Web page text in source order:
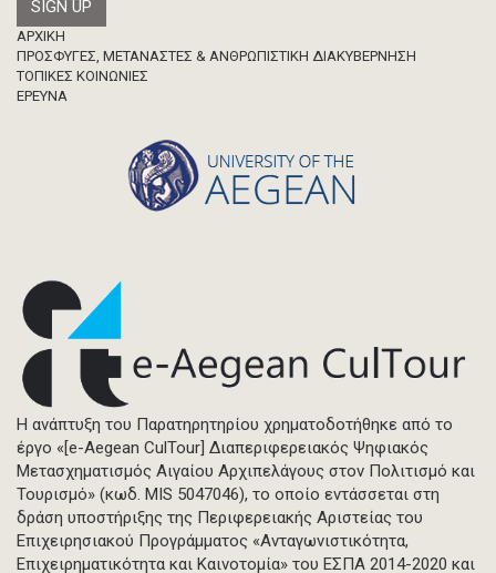
Footer
ΑΡΧΙΚΗ
ΠΡΟΣΦΥΓΕΣ, ΜΕΤΑΝΑΣΤΕΣ & ΑΝΘΡΩΠΙΣΤΙΚΗ ΔΙΑΚΥΒΕΡΝΗΣΗ
ΤΟΠΙΚΕΣ ΚΟΙΝΩΝΙΕΣ
ΈΡΕΥΝΑ
Η ανάπτυξη του Παρατηρητηρίου χρηματοδοτήθηκε από το
έργο «[e-Aegean CulTour] Διαπεριφερειακός Ψηφιακός
Μετασχηματισμός Αιγαίου Αρχιπελάγους στον Πολιτισμό και
Τουρισμό» (κωδ. MIS 5047046), το οποίο εντάσσεται στη
δράση υποστήριξης της Περιφερειακής Αριστείας του
Επιχειρησιακού Προγράμματος «Ανταγωνιστικότητα,
Επιχειρηματικότητα και Καινοτομία» του ΕΣΠΑ 2014-2020 και